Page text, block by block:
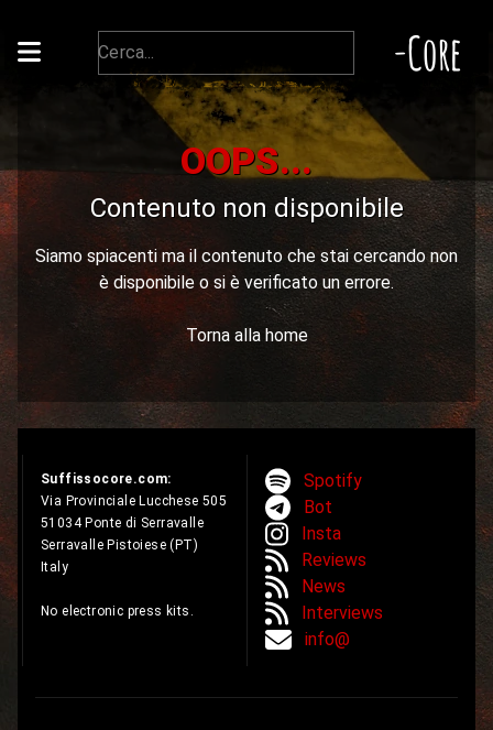
-Core
OOPS...
Contenuto non disponibile
Siamo spiacenti ma il contenuto che stai cercando non
è disponibile o si è verificato un errore.
Torna alla home
Suffissocore.com:
Via Provinciale Lucchese 505
51034 Ponte di Serravalle
Serravalle Pistoiese (PT)
Italy
No electronic press kits.
Spotify
Bot
Insta
Reviews
News
Interviews
info@